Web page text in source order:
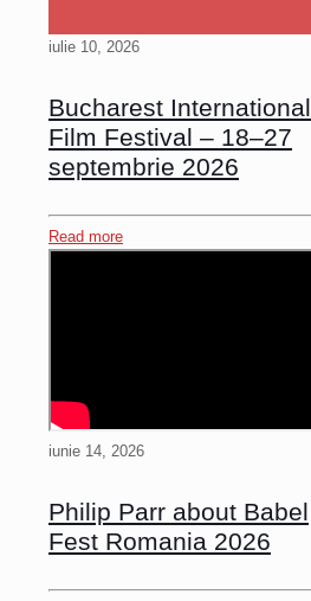
iulie 10, 2026
Bucharest International
Film Festival – 18–27
septembrie 2026
Read more
iunie 14, 2026
Philip Parr about Babel
Fest Romania 2026